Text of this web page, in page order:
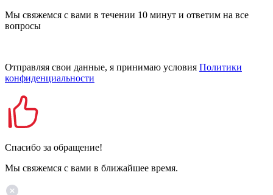
Мы свяжемся с вами в течении 10 минут и ответим на все
вопросы
Отправляя свои данные, я принимаю условия Политики
конфиденциальности
Спасибо за обращение!
Мы свяжемся с вами в ближайшее время.